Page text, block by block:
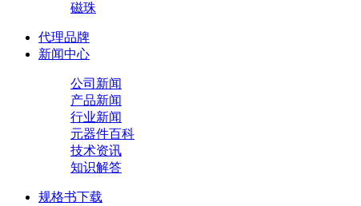
磁珠
代理品牌
新闻中心
公司新闻
产品新闻
行业新闻
元器件百科
技术资讯
知识解答
规格书下载